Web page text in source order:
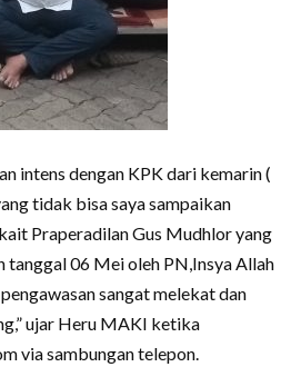
intens dengan KPK dari kemarin (
tidak bisa saya sampaikan
Praperadilan Gus Mudhlor yang
tanggal 06 Mei oleh PN,Insya Allah
sangat melekat dan
ujar Heru MAKI ketika
via sambungan telepon.